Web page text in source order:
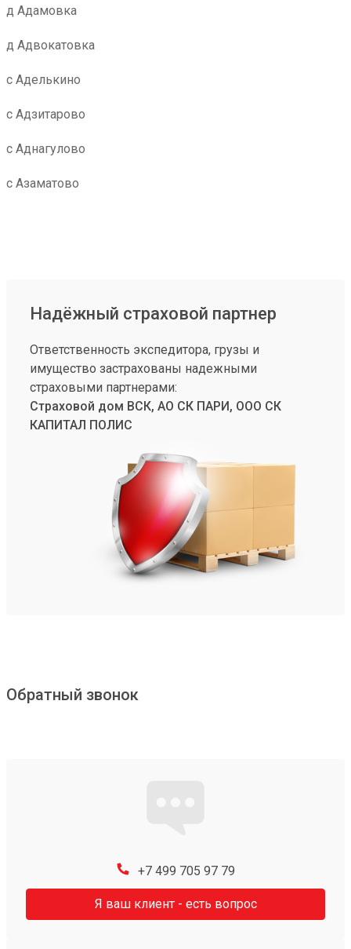
д Адамовка
д Адвокатовка
с Аделькино
с Адзитарово
с Аднагулово
с Азаматово
Надёжный страховой партнер
Ответственность экспедитора, грузы и
имущество застрахованы надежными
страховыми партнерами:
Страховой дом ВСК, АО СК ПАРИ, ООО СК
КАПИТАЛ ПОЛИС
Обратный звонок
+7 499 705 97 79
Я ваш клиент - есть вопрос